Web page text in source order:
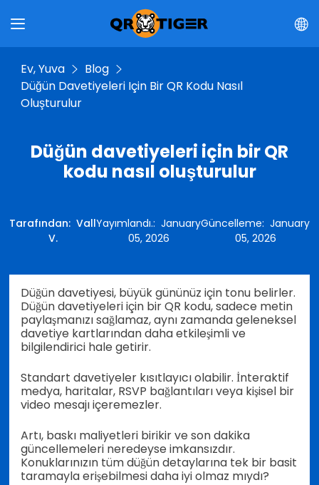
Ev, Yuva
Blog
Düğün Davetiyeleri Için Bir QR Kodu Nasıl
Oluşturulur
Düğün davetiyeleri için bir QR
kodu nasıl oluşturulur
Tarafından: Vall
V.
Yayımlandı.: January
05, 2026
Güncelleme: January
05, 2026
Düğün davetiyesi, büyük gününüz için tonu belirler.
Düğün davetiyeleri için bir QR kodu, sadece metin
paylaşmanızı sağlamaz, aynı zamanda geleneksel
davetiye kartlarından daha etkileşimli ve
bilgilendirici hale getirir.
Standart davetiyeler kısıtlayıcı olabilir. İnteraktif
medya, haritalar, RSVP bağlantıları veya kişisel bir
video mesajı içeremezler.
Artı, baskı maliyetleri birikir ve son dakika
güncellemeleri neredeyse imkansızdır.
Konuklarınızın tüm düğün detaylarına tek bir basit
taramayla erişebilmesi daha iyi olmaz mıydı?